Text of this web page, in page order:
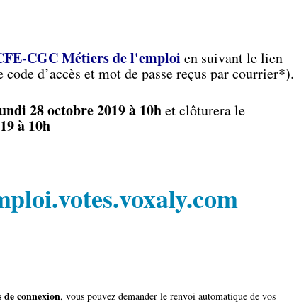
CGC Métiers de l'emploi en suivant le lien
d’accès et mot de passe reçus par courrier*).
28 octobre 2019 à 10het clôturera le
à 10h
de connexion, vous pouvez demander le renvoi automatique de vos